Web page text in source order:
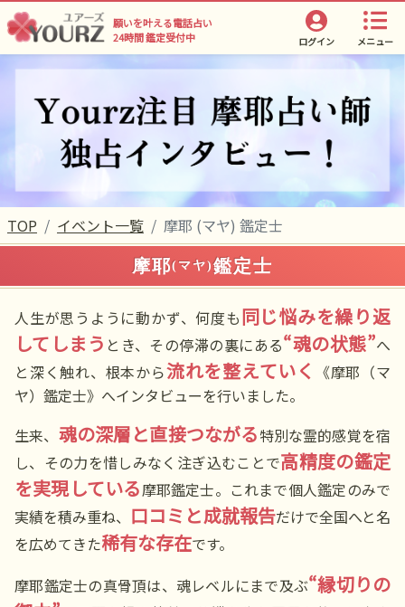
メニュー
願いを叶える電話占い
24時間 鑑定受付中
ログイン
TOP イベント一覧 摩耶 (マヤ) 鑑定士
摩耶(マヤ)鑑定士
人生が思うように動かず、何度も同じ悩みを繰り返
してしまう とき、その停滞の裏にある“魂の状態”へ
と深く触れ、根本から流れを整えていく 《摩耶（マ
ヤ）鑑定士》へインタビューを行いました。
生来、 魂の深層と直接つながる特別な霊的感覚を宿
し、その力を惜しみなく注ぎ込むことで高精度の鑑定
を実現している摩耶鑑定士。これまで個人鑑定のみで
実績を積み重ね、 口コミと成就報告だけで全国へと名
を広めてきた稀有な存在です。
摩耶鑑定士の真骨頂は、魂レベルにまで及ぶ“縁切りの